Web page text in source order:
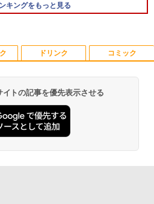
キングをもっと見る
ルモニター ミラーリング 高画質 1
イルディスプレイ ゲーミングモニ
ュアルディスプレイ スマホ Andr
料
8月発売 予約 mini ミニ 2026年9
P40i オフホワイト
WAYNE feat. Flo Milli, ATL Jacob
ドリンク
天然水 ラベルレス 500ml ×24本
天然水 バナジウム含有 水 ミネラル
ー ペットボトル 静岡県産 500ミリリ
(Smart Basic)
コミック
とりごと 17巻 (デジタル版ビッグガ
ミックス)
トの記事を優先表示させる